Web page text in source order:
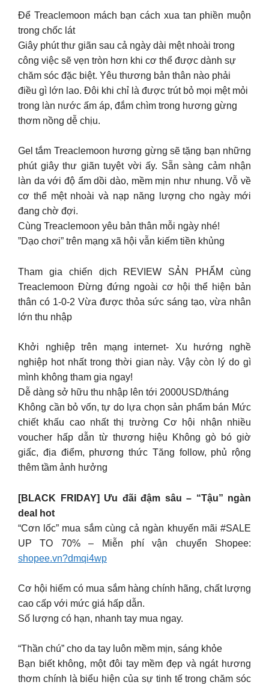
Để Treaclemoon mách bạn cách xua tan phiền muộn
trong chốc lát
Giây phút thư giãn sau cả ngày dài mệt nhoài trong
công việc sẽ vẹn tròn hơn khi cơ thể được dành sự
chăm sóc đặc biệt. Yêu thương bản thân nào phải
điều gì lớn lao. Đôi khi chỉ là được trút bỏ mọi mệt mỏi
trong làn nước ấm áp, đắm chìm trong hương gừng
thơm nồng dễ chịu.
Gel tắm Treaclemoon hương gừng sẽ tặng bạn những
phút giây thư giãn tuyệt vời ấy. Sẵn sàng cảm nhận
làn da với độ ẩm dồi dào, mềm mịn như nhung. Vỗ về
cơ thể mệt nhoài và nạp năng lượng cho ngày mới
đang chờ đợi.
Cùng Treaclemoon yêu bản thân mỗi ngày nhé!
”Dạo chơi” trên mạng xã hội vẫn kiếm tiền khủng
Tham gia chiến dịch REVIEW SẢN PHẨM cùng
Treaclemoon Đừng đứng ngoài cơ hội thể hiện bản
thân có 1-0-2 Vừa được thỏa sức sáng tạo, vừa nhân
lớn thu nhập
Khởi nghiệp trên mạng internet- Xu hướng nghề
nghiệp hot nhất trong thời gian này. Vậy còn lý do gì
mình không tham gia ngay!
Dễ dàng sở hữu thu nhập lên tới 2000USD/tháng
Không cần bỏ vốn, tự do lựa chọn sản phẩm bán Mức
chiết khấu cao nhất thị trường Cơ hội nhận nhiều
voucher hấp dẫn từ thương hiệu Không gò bó giờ
giấc, địa điểm, phương thức Tăng follow, phủ rộng
thêm tầm ảnh hưởng
[BLACK FRIDAY] Ưu đãi đậm sâu – “Tậu” ngàn
deal hot
“Cơn lốc” mua sắm cùng cả ngàn khuyến mãi #SALE
UP TO 70% – Miễn phí vận chuyển Shopee:
shopee.vn?dmqi4wp
Cơ hội hiếm có mua sắm hàng chính hãng, chất lượng
cao cấp với mức giá hấp dẫn.
Số lượng có hạn, nhanh tay mua ngay.
“Thần chú” cho da tay luôn mềm mịn, sáng khỏe
Bạn biết không, một đôi tay mềm đẹp và ngát hương
thơm chính là biểu hiện của sự tinh tế trong chăm sóc